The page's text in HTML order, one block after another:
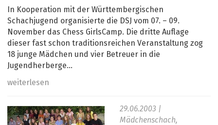
In Kooperation mit der Württembergischen
Schachjugend organisierte die DSJ vom 07. – 09.
November das Chess GirlsCamp. Die dritte Auflage
dieser fast schon traditionsreichen Veranstaltung zog
18 junge Mädchen und vier Betreuer in die
Jugendherberge...
weiterlesen
29.06.2003 |
Mädchenschach,